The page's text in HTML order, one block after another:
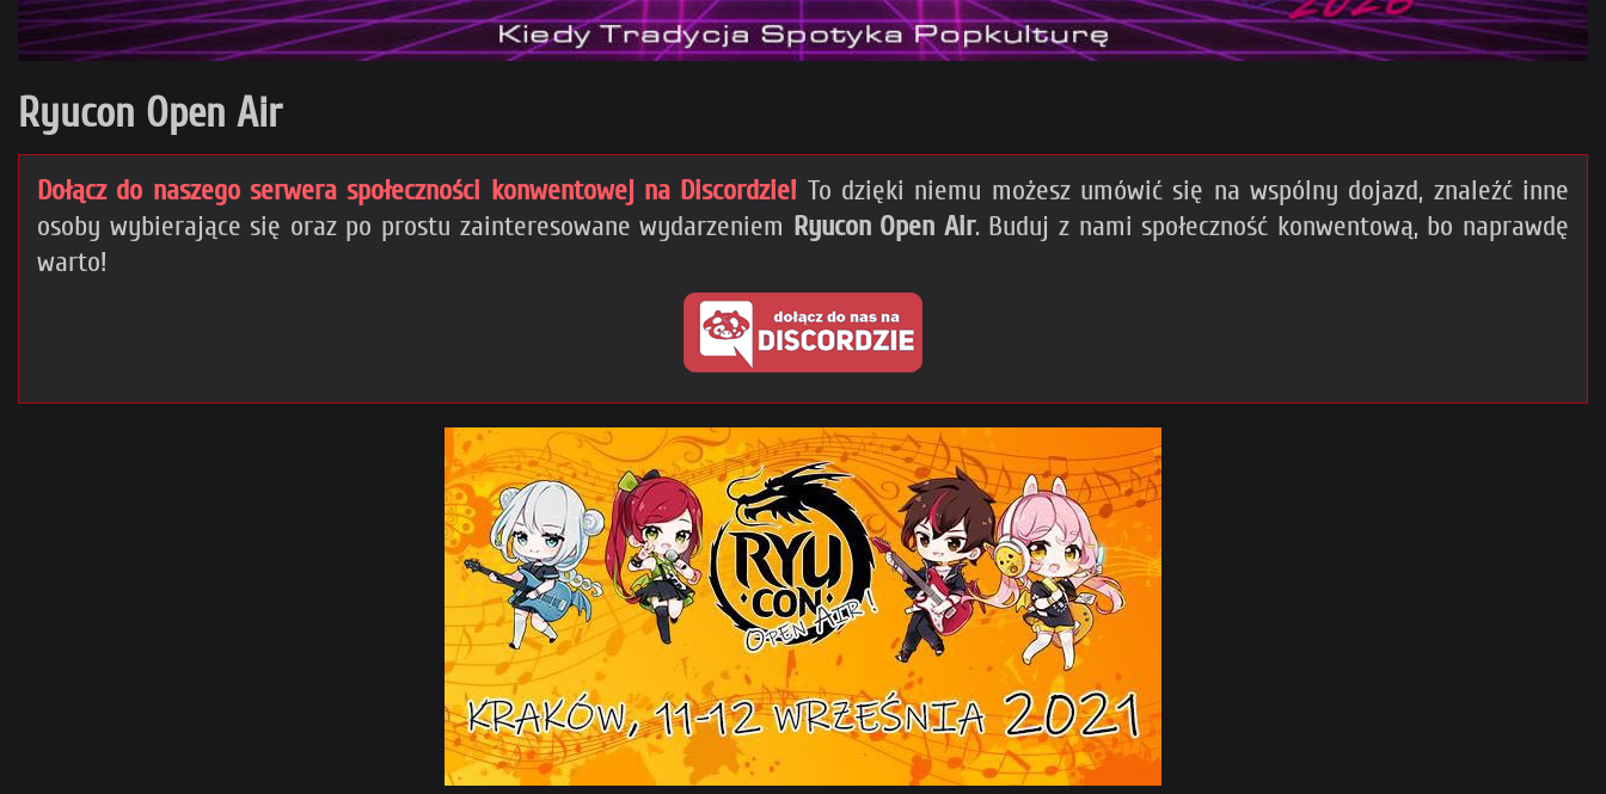
Ryucon Open Air
Dołącz do naszego serwera społeczności konwentowej na Discordzie! To dzięki niemu możesz umówić się na wspólny dojazd, znaleźć inne
osoby wybierające się oraz po prostu zainteresowane wydarzeniem Ryucon Open Air. Buduj z nami społeczność konwentową, bo naprawdę
warto!